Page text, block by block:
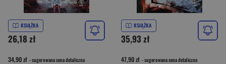
KSIĄŻKA
26,18 zł
34,90 zł - sugerowana cena detaliczna
KSIĄŻKA
35,93 zł
47,90 zł - sugerowana cena detaliczna